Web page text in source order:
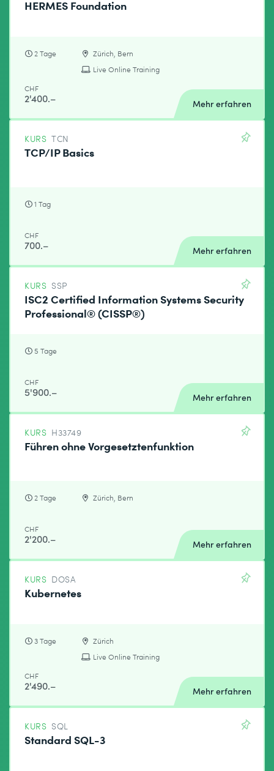
HERMES Foundation
2 Tage
Zürich, Bern
Live Online Training
CHF
2'400.– Mehr erfahren
KURS TCN
TCP/IP Basics
1 Tag
CHF
700.– Mehr erfahren
KURS SSP
ISC2 Certified Information Systems Security
Professional® (CISSP®)
5 Tage
CHF
5'900.– Mehr erfahren
KURS H33749
Führen ohne Vorgesetztenfunktion
2 Tage Zürich, Bern
CHF
2'200.– Mehr erfahren
KURS DOSA
Kubernetes
3 Tage
Zürich
Live Online Training
CHF
2'490.– Mehr erfahren
KURS SQL
Standard SQL-3